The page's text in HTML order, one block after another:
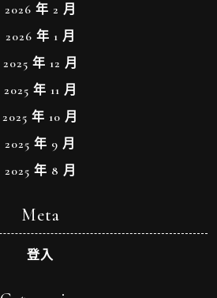
2026 年 2 月
2026 年 1 月
2025 年 12 月
2025 年 11 月
2025 年 10 月
2025 年 9 月
2025 年 8 月
Meta
登入